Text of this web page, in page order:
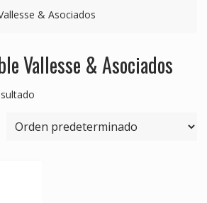
& Asociados
Vallesse & Asociados